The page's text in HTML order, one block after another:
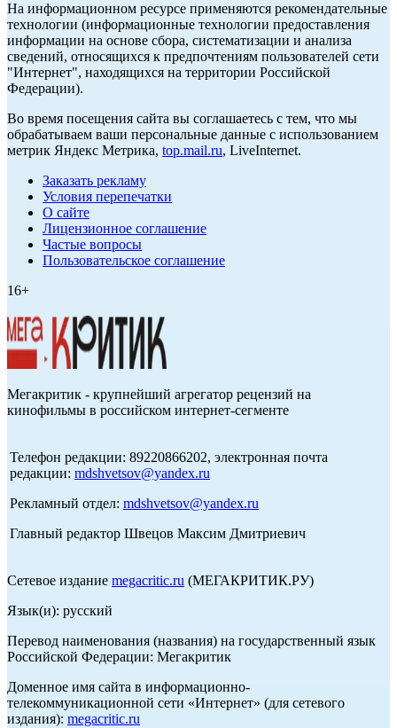
На информационном ресурсе применяются рекомендательные
технологии (информационные технологии предоставления
информации на основе сбора, систематизации и анализа
сведений, относящихся к предпочтениям пользователей сети
"Интернет", находящихся на территории Российской
Федерации).
Во время посещения сайта вы соглашаетесь с тем, что мы
обрабатываем ваши персональные данные с использованием
метрик Яндекс Метрика, top.mail.ru, LiveInternet.
Заказать рекламу
Условия перепечатки
О сайте
Лицензионное соглашение
Частые вопросы
Пользовательское соглашение
16+
Мегакритик - крупнейший агрегатор рецензий на
кинофильмы в российском интернет-сегменте
Телефон редакции: 89220866202, электронная почта
редакции: mdshvetsov@yandex.ru
Рекламный отдел: mdshvetsov@yandex.ru
Главный редактор Швецов Максим Дмитриевич
Сетевое издание megacritic.ru (МЕГАКРИТИК.РУ)
Язык(и): русский
Перевод наименования (названия) на государственный язык
Российской Федерации: Мегакритик
Доменное имя сайта в информационно-
телекоммуникационной сети «Интернет» (для сетевого
издания): megacritic.ru